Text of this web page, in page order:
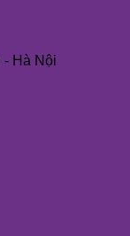
- Hà Nội